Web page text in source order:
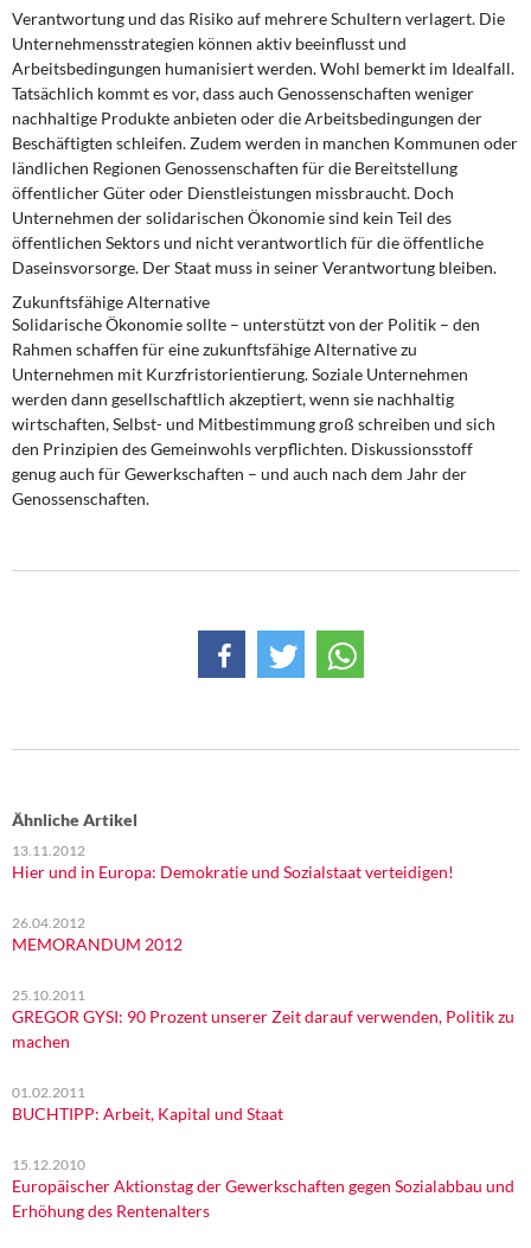
Verantwortung und das Risiko auf mehrere Schultern verlagert. Die
Unternehmensstrategien können aktiv beeinflusst und
Arbeitsbedingungen humanisiert werden. Wohl bemerkt im Idealfall.
Tatsächlich kommt es vor, dass auch Genossenschaften weniger
nachhaltige Produkte anbieten oder die Arbeitsbedingungen der
Beschäftigten schleifen. Zudem werden in manchen Kommunen oder
ländlichen Regionen Genossenschaften für die Bereitstellung
öffentlicher Güter oder Dienstleistungen missbraucht. Doch
Unternehmen der solidarischen Ökonomie sind kein Teil des
öffentlichen Sektors und nicht verantwortlich für die öffentliche
Daseinsvorsorge. Der Staat muss in seiner Verantwortung bleiben.
Zukunftsfähige Alternative
Solidarische Ökonomie sollte – unterstützt von der Politik – den
Rahmen schaffen für eine zukunftsfähige Alternative zu
Unternehmen mit Kurzfristorientierung. Soziale Unternehmen
werden dann gesellschaftlich akzeptiert, wenn sie nachhaltig
wirtschaften, Selbst- und Mitbestimmung groß schreiben und sich
den Prinzipien des Gemeinwohls verpflichten. Diskussionsstoff
genug auch für Gewerkschaften – und auch nach dem Jahr der
Genossenschaften.
Ähnliche Artikel
13.11.2012
Hier und in Europa: Demokratie und Sozialstaat verteidigen!
26.04.2012
MEMORANDUM 2012
25.10.2011
GREGOR GYSI: 90 Prozent unserer Zeit darauf verwenden, Politik zu
machen
01.02.2011
BUCHTIPP: Arbeit, Kapital und Staat
15.12.2010
Europäischer Aktionstag der Gewerkschaften gegen Sozialabbau und
Erhöhung des Rentenalters